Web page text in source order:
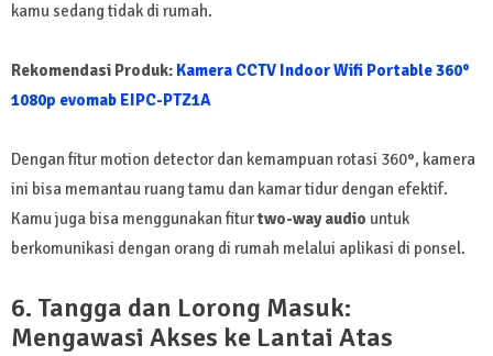
kamu sedang tidak di rumah.
Rekomendasi Produk: Kamera CCTV Indoor Wifi Portable 360°
1080p evomab EIPC-PTZ1A
Dengan fitur motion detector dan kemampuan rotasi 360°, kamera
ini bisa memantau ruang tamu dan kamar tidur dengan efektif.
Kamu juga bisa menggunakan fiturtwo-way audio untuk
berkomunikasi dengan orang di rumah melalui aplikasi di ponsel.
6. Tangga dan Lorong Masuk:
Mengawasi Akses ke Lantai Atas